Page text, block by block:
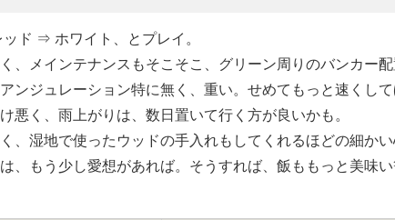
ド ⇒ ホワイト、とプレイ。
、メインテナンスもそこそこ、グリーン周りのバンカー配
ンジュレーション特に無く、重い。せめてもっと速くして
悪く、雨上がりは、数日置いて行く方が良いかも。
、湿地で使ったウッドの手入れもしてくれるほどの細かい
、もう少し愛想があれば。そうすれば、飯ももっと美味い